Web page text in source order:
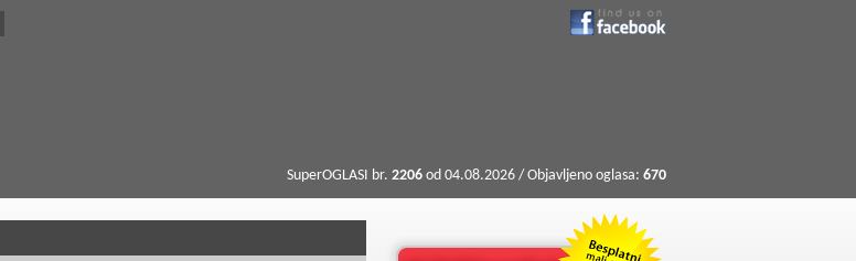
SuperOGLASI br. 2206 od 04.08.2026 / Objavljeno oglasa: 670